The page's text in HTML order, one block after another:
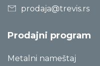
prodaja@trevis.rs
Prodajni program
Metalni nameštaj